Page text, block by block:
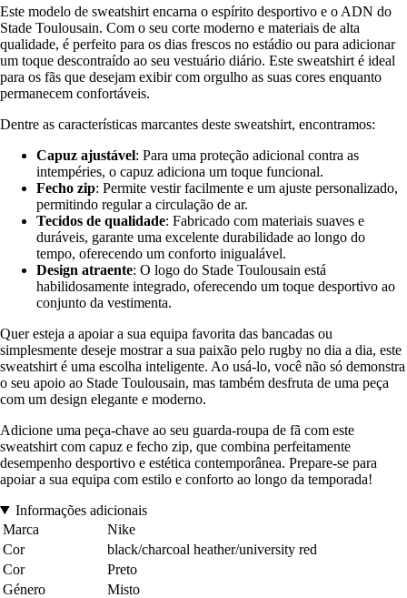
Este modelo de sweatshirt encarna o espírito desportivo e o ADN do
Stade Toulousain. Com o seu corte moderno e materiais de alta
qualidade, é perfeito para os dias frescos no estádio ou para adicionar
um toque descontraído ao seu vestuário diário. Este sweatshirt é ideal
para os fãs que desejam exibir com orgulho as suas cores enquanto
permanecem confortáveis.
Dentre as características marcantes deste sweatshirt, encontramos:
Capuz ajustável: Para uma proteção adicional contra as
intempéries, o capuz adiciona um toque funcional.
Fecho zip: Permite vestir facilmente e um ajuste personalizado,
permitindo regular a circulação de ar.
Tecidos de qualidade: Fabricado com materiais suaves e
duráveis, garante uma excelente durabilidade ao longo do
tempo, oferecendo um conforto inigualável.
Design atraente: O logo do Stade Toulousain está
habilidosamente integrado, oferecendo um toque desportivo ao
conjunto da vestimenta.
Quer esteja a apoiar a sua equipa favorita das bancadas ou
simplesmente deseje mostrar a sua paixão pelo rugby no dia a dia, este
sweatshirt é uma escolha inteligente. Ao usá-lo, você não só demonstra
o seu apoio ao Stade Toulousain, mas também desfruta de uma peça
com um design elegante e moderno.
Adicione uma peça-chave ao seu guarda-roupa de fã com este
sweatshirt com capuz e fecho zip, que combina perfeitamente
desempenho desportivo e estética contemporânea. Prepare-se para
apoiar a sua equipa com estilo e conforto ao longo da temporada!
Informações adicionais
Marca
Nike
Cor
black/charcoal heather/university red
Cor
Preto
Género
Misto